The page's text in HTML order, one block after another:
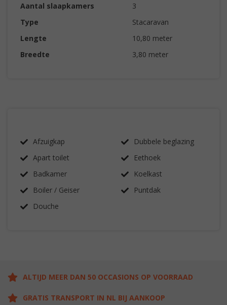
Aantal slaapkamers
3
Type
Stacaravan
Lengte
10,80 meter
Breedte
3,80 meter
Afzuigkap
Apart toilet
Badkamer
Boiler / Geiser
Douche
Dubbele beglazing
Eethoek
Koelkast
Puntdak
ALTIJD MEER DAN 50 OCCASIONS OP VOORRAAD
GRATIS TRANSPORT IN NL BIJ AANKOOP